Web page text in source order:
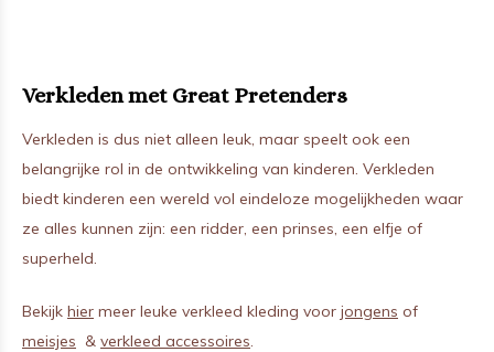
Verkleden met Great Pretenders
Verkleden is dus niet alleen leuk, maar speelt ook een
belangrijke rol in de ontwikkeling van kinderen. Verkleden
biedt kinderen een wereld vol eindeloze mogelijkheden waar
ze alles kunnen zijn: een ridder, een prinses, een elfje of
superheld.
Bekijk hier meer leuke verkleed kleding voor jongens of
meisjes & verkleed accessoires.